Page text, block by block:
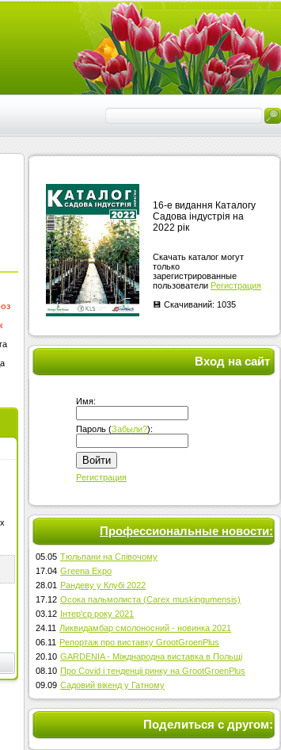
16-е видання Каталогу
Садова індустрія на
2022 рік
Cкачать каталог могут
только
зарегистрированные
пользователи Регистрация
💾 Скачиваний: 1035
Вход на сайт
Имя:
Пароль (Забыли?):
Войти
Регистрация
Профессиональные новости:
05.05 Тюльпани на Співочому
17.04 Greena Expo
28.01 Рандеву у Клубі 2022
17.12 Осока пальмолиста (Carex muskingumensis)
03.12 Інтер'єр року 2021
24.11 Ликвидамбар смолоносний - новинка 2021
06.11 Репортаж про виставку GrootGroenPlus
20.10 GARDENIA - Міжднародна виставка в Польщі
08.10 Про Covid і тенденціі ринку на GrootGroenPlus
09.09 Садовий вікенд у Гатному
Поделиться с другом: